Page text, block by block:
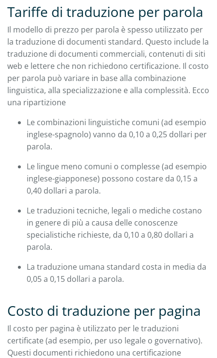
Tariffe di traduzione per parola
Il modello di prezzo per parola è spesso utilizzato per
la traduzione di documenti standard. Questo include la
traduzione di documenti commerciali, contenuti di siti
web e lettere che non richiedono certificazione. Il costo
per parola può variare in base alla combinazione
linguistica, alla specializzazione e alla complessità. Ecco
una ripartizione
Le combinazioni linguistiche comuni (ad esempio
inglese-spagnolo) vanno da 0,10 a 0,25 dollari per
parola.
Le lingue meno comuni o complesse (ad esempio
inglese-giapponese) possono costare da 0,15 a
0,40 dollari a parola.
Le traduzioni tecniche, legali o mediche costano
in genere di più a causa delle conoscenze
specialistiche richieste, da 0,10 a 0,80 dollari a
parola.
La traduzione umana standard costa in media da
0,05 a 0,15 dollari a parola.
Costo di traduzione per pagina
Il costo per pagina è utilizzato per le traduzioni
certificate (ad esempio, per uso legale o governativo).
Questi documenti richiedono una certificazione